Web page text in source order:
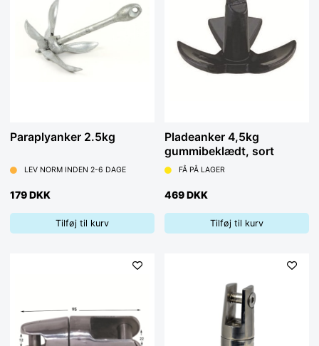
Paraplyanker 2.5kg
LEV NORM INDEN 2-6 DAGE
179 DKK
Tilføj til kurv
Pladeanker 4,5kg
gummibeklædt, sort
FÅ PÅ LAGER
469 DKK
Tilføj til kurv